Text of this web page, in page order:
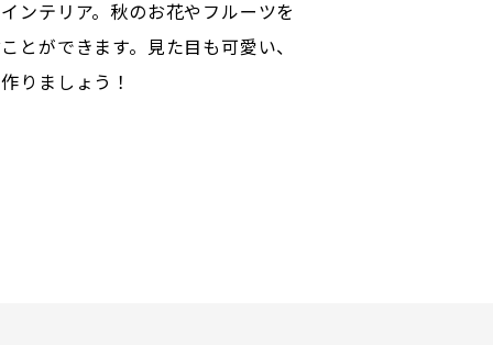
ンテリア。秋のお花やフルーツを
とができます。見た目も可愛い、
りましょう！